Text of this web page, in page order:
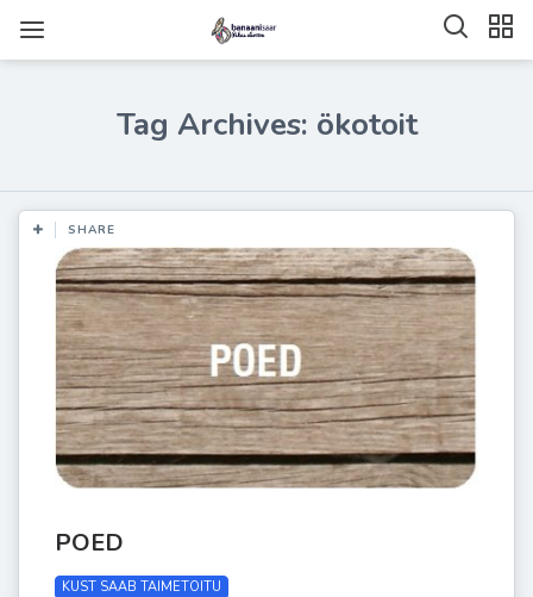
Tag Archives: ökotoit
SHARE
POED
KUST SAAB TAIMETOITU